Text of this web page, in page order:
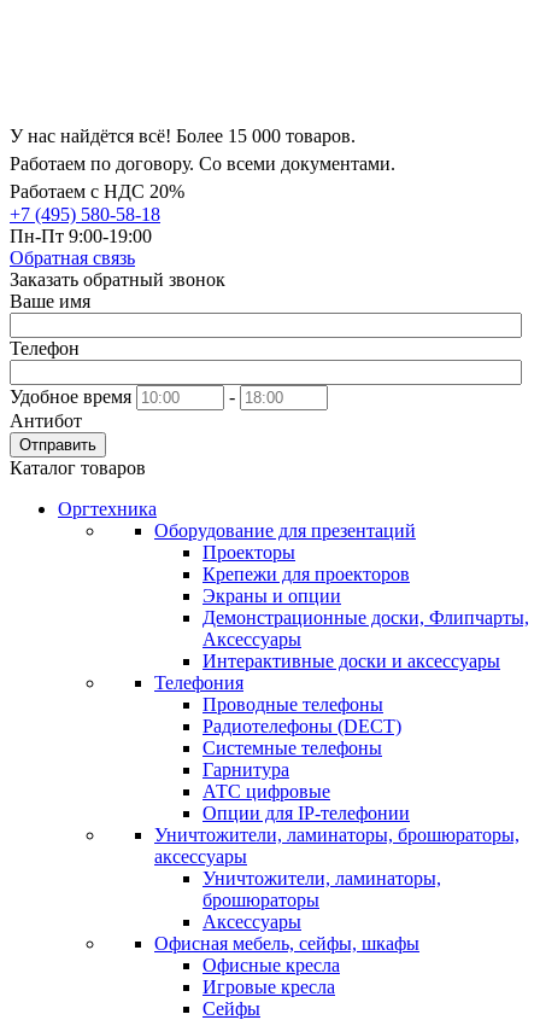
У нас найдётся всё! Более 15 000 товаров.
Работаем по договору. Со всеми документами.
Работаем с НДС 20%
+7 (495) 580-58-18
Пн-Пт 9:00-19:00
Обратная связь
Заказать обратный звонок
Ваше имя
Телефон
Удобное время
-
Антибот
Отправить
Каталог товаров
Оргтехника
Оборудование для презентаций
Проекторы
Крепежи для проекторов
Экраны и опции
Демонстрационные доски, Флипчарты,
Аксессуары
Интерактивные доски и аксессуары
Телефония
Проводные телефоны
Радиотелефоны (DECT)
Системные телефоны
Гарнитура
АТС цифровые
Опции для IP-телефонии
Уничтожители, ламинаторы, брошюраторы,
аксессуары
Уничтожители, ламинаторы,
брошюраторы
Аксессуары
Офисная мебель, сейфы, шкафы
Офисные кресла
Игровые кресла
Сейфы